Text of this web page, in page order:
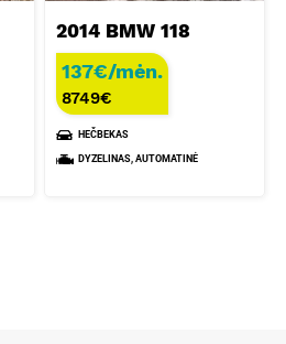
2014 BMW 118
137€/mėn.
8749€
HEČBEKAS
DYZELINAS, AUTOMATINĖ